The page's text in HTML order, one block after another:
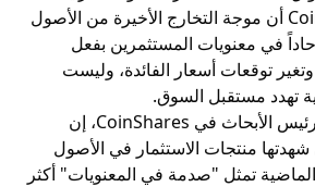
أكدت شركة CoinShares أن موجة التخارج الأخيرة من الأصول
في معنويات المستثمرين بفعل
توقعات أسعار الفائدة، وليست
تهدد مستقبل السوق.
وقال جيمس باترفيل، رئيس الأبحاث في CoinShares، إن
شهدتها منتجات الاستثمار في الأصول
الماضية تمثل "صدمة في المعنويات" أكثر